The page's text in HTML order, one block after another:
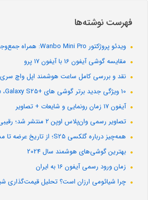
فهرست نوشته‌ها
ویدئو پروژکتور Wanbo Mini Pro: همراه جمع‌وجور و مقرون‌به‌صرفه برای سینمای خانگی
مقایسه گوشی آیفون 16 با آیفون 17 پرو
نقد و بررسی کامل ساعت هوشمند اپل واچ سری 11
آیفون 17 زمان رونمایی و شایعات + تصاویر
تصاویر رسمی وان‌پلاس اوپن ۲ منتشر شد؛ رقیبی جدی برای گلکسی زد فولد سامسونگ
همه‌چیز درباره گلکسی S25؛ از تاریخ عرضه تا مشخصات + تصاویر لو رفته
بهترین گوشی‌های هوشمند سال 2024
زمان ورود رسمی آیفون 16 به ایران
چرا شیائومی ارزان است؟ تحلیل قیمت‌گذاری